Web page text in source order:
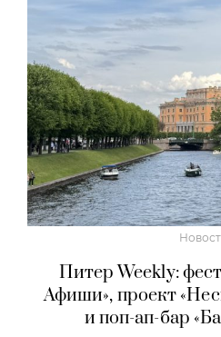
Питер Weekly:
Афиши», проект
и поп-ап-бар